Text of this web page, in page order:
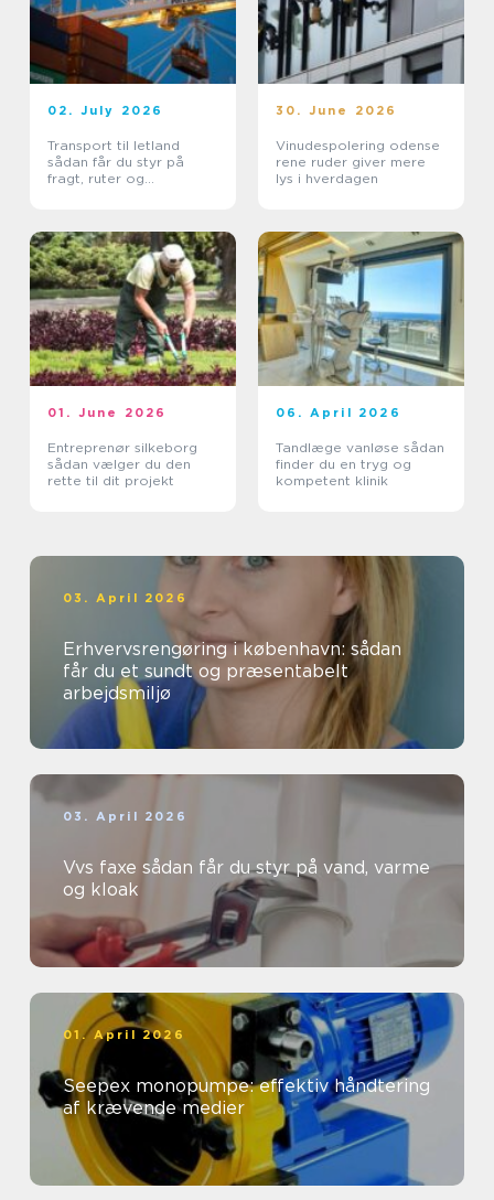
02. July 2026
Transport til letland
sådan får du styr på
fragt, ruter og
30. June 2026
Vinudespolering odense
rene ruder giver mere
lys i hverdagen
01. June 2026
Entreprenør silkeborg
sådan vælger du den
rette til dit projekt
06. April 2026
Tandlæge vanløse sådan
finder du en tryg og
kompetent klinik
03. April 2026
Erhvervsrengøring i københavn: sådan
får du et sundt og præsentabelt
arbejdsmiljø
03. April 2026
Vvs faxe sådan får du styr på vand, varme
og kloak
01. April 2026
Seepex monopumpe: effektiv håndtering
af krævende medier